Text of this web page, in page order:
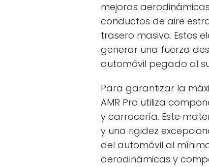
mejoras
conductos de aire
trasero masivo. Estos
generar una fuerza
automóvil pegado al
Para garantizar la
AMR Pro utiliza
y carrocería. Este
y una rigidez
del automóvil al
aerodinámicas y